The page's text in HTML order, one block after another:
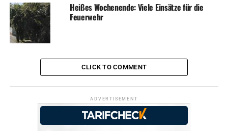
Heißes Wochenende: Viele Einsätze für die
Feuerwehr
CLICK TO COMMENT
ADVERTISEMENT